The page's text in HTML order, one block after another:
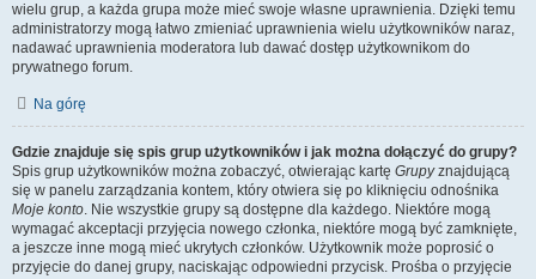
wielu grup, a każda grupa może mieć swoje własne uprawnienia. Dzięki temu
administratorzy mogą łatwo zmieniać uprawnienia wielu użytkowników naraz,
nadawać uprawnienia moderatora lub dawać dostęp użytkownikom do
prywatnego forum.
Na górę
Gdzie znajduje się spis grup użytkowników i jak można dołączyć do grupy?
Spis grup użytkowników można zobaczyć, otwierając kartę Grupyznajdującą
się w panelu zarządzania kontem, który otwiera się po kliknięciu odnośnika
Moje konto. Nie wszystkie grupy są dostępne dla każdego. Niektóre mogą
wymagać akceptacji przyjęcia nowego członka, niektóre mogą być zamknięte,
a jeszcze inne mogą mieć ukrytych członków. Użytkownik może poprosić o
przyjęcie do danej grupy, naciskając odpowiedni przycisk. Prośba o przyjęcie